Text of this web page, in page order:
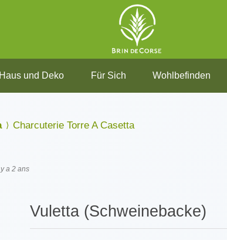
Haus und Deko Für Sich Wohlbefinden
Charcuterie Torre A Casetta
a 2 ans
Vuletta (Schweinebacke)